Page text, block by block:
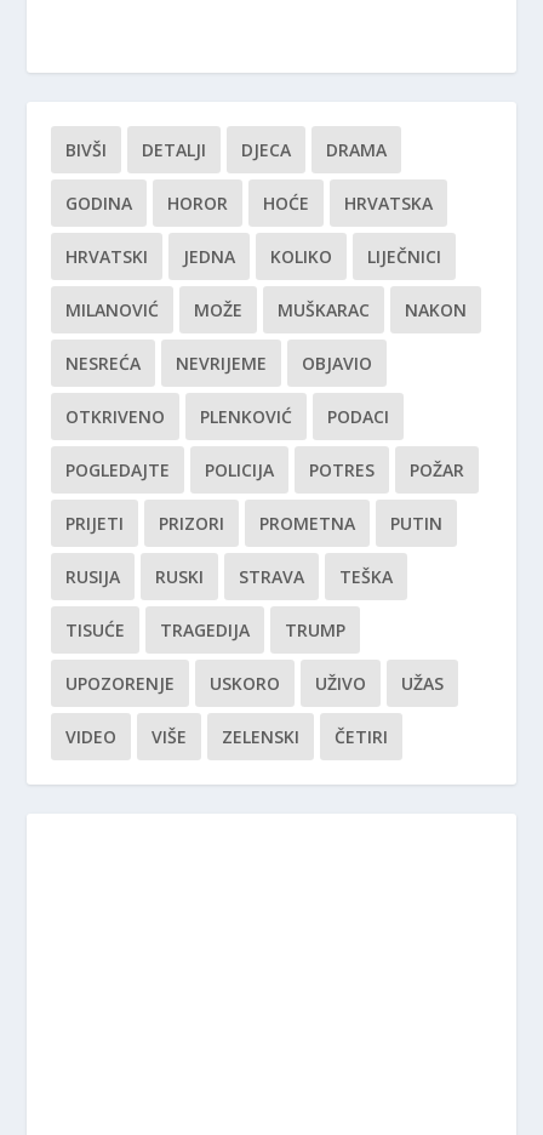
BIVŠI DETALJI DJECA DRAMA
GODINA HOROR HOĆE HRVATSKA
HRVATSKI JEDNA KOLIKO LIJEČNICI
MILANOVIĆ MOŽE MUŠKARAC NAKON
NESREĆA NEVRIJEME OBJAVIO
OTKRIVENO PLENKOVIĆ PODACI
POGLEDAJTE POLICIJA POTRES POŽAR
PRIJETI PRIZORI PROMETNA PUTIN
RUSIJA RUSKI STRAVA TEŠKA
TISUĆE TRAGEDIJA TRUMP
UPOZORENJE USKORO UŽIVO UŽAS
VIDEO VIŠE ZELENSKI ČETIRI